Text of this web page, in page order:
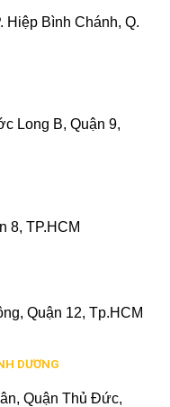
Hiệp Bình Chánh, Q.
Long B, Quận 9,
8, TP.HCM
Quận 12, Tp.HCM
DƯƠNG
Quận Thủ Đức,